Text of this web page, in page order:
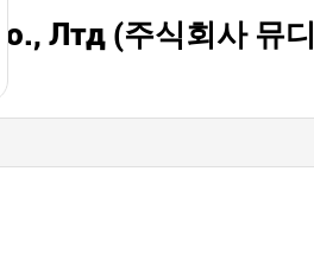
Лтд (주식회사 뮤